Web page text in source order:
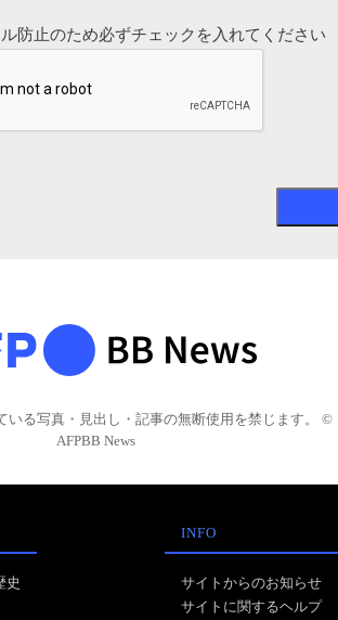
防止のため必ずチェックを入れてください
いる写真・見出し・記事の無断使用を禁じます。 ©
AFPBB News
史
INFO
サイトからのお知らせ
サイトに関するヘルプ